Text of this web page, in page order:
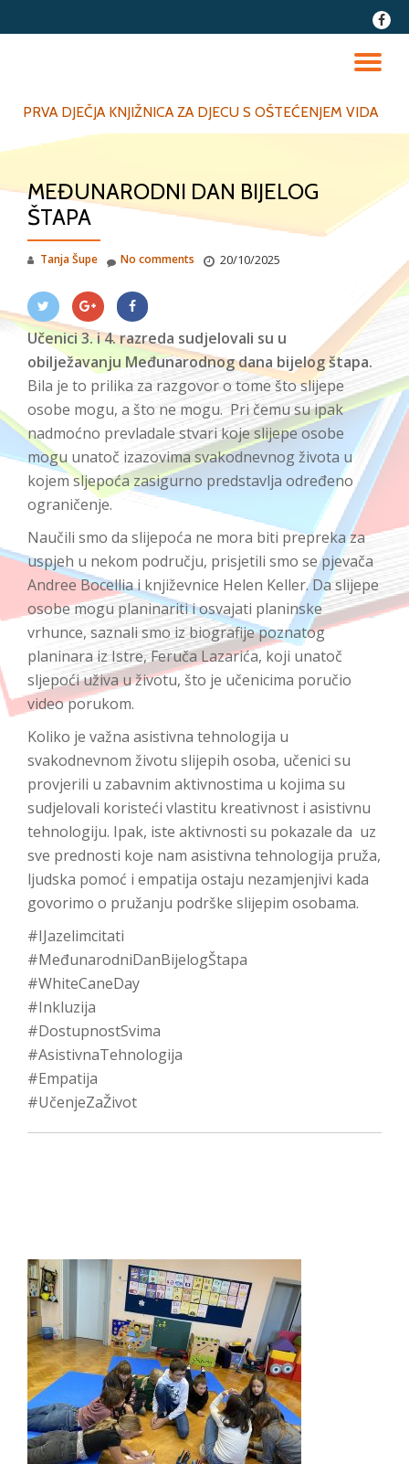
fa-
PRVA DJEČJA KNJIŽNICA ZA DJECU S OŠTEĆENJEM VIDA
MEĐUNARODNI DAN BIJELOG
ŠTAPA
Tanja Šupe 20/10/2025
No comments
Učenici 3. i 4. razreda sudjelovali su u
obilježavanju Međunarodnog dana bijelog štapa.
Bila je to prilika za razgovor o tome što slijepe
osobe mogu, a što ne mogu. Pri čemu su ipak
nadmoćno prevladale stvari koje slijepe osobe
mogu unatoč izazovima svakodnevnog života u
kojem sljepoća zasigurno predstavlja određeno
ograničenje.
Naučili smo da slijepoća ne mora biti prepreka za
uspjeh u nekom području, prisjetili smo se pjevača
Andree Bocellia i književnice Helen Keller. Da slijepe
osobe mogu planinariti i osvajati planinske
vrhunce, saznali smo iz biografije poznatog
planinara iz Istre, Feruča Lazarića, koji unatoč
sljepoći uživa u životu, što je učenicima poručio
video porukom.
Koliko je važna asistivna tehnologija u
svakodnevnom životu slijepih osoba, učenici su
provjerili u zabavnim aktivnostima u kojima su
sudjelovali koristeći vlastitu kreativnost i asistivnu
tehnologiju. Ipak, iste aktivnosti su pokazale da uz
sve prednosti koje nam asistivna tehnologija pruža,
ljudska pomoć i empatija ostaju nezamjenjivi kada
govorimo o pružanju podrške slijepim osobama.
#IJazelimcitati
#MeđunarodniDanBijelogŠtapa
#WhiteCaneDay
#Inkluzija
#DostupnostSvima
#AsistivnaTehnologija
#Empatija
#UčenjeZaŽivot